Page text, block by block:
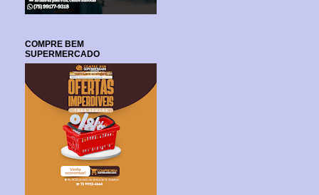
COMPRE BEM
SUPERMERCADO